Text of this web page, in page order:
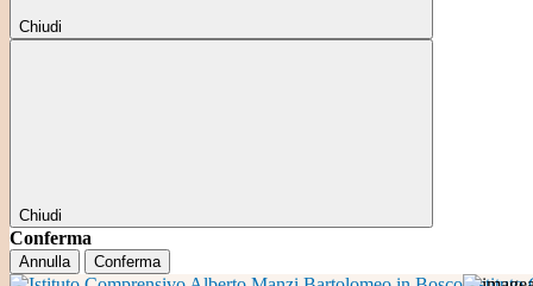
Chiudi
Chiudi
Conferma
Annulla Conferma